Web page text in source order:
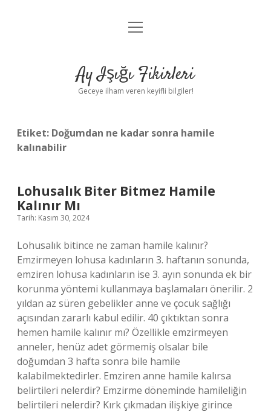
Anasayfa
Yasal Uyarı
menüyü
Ay Işığı Fikirleri
Geceye ilham veren keyifli bilgiler!
Etiket: Doğumdan ne kadar sonra hamile
kalınabilir
Lohusalık Biter Bitmez Hamile
Kalınır Mı
Tarih: Kasım 30, 2024
Lohusalık bitince ne zaman hamile kalınır?
Emzirmeyen lohusa kadınların 3. haftanın sonunda,
emziren lohusa kadınların ise 3. ayın sonunda ek bir
korunma yöntemi kullanmaya başlamaları önerilir. 2
yıldan az süren gebelikler anne ve çocuk sağlığı
açısından zararlı kabul edilir. 40 çıktıktan sonra
hemen hamile kalınır mı? Özellikle emzirmeyen
anneler, henüz adet görmemiş olsalar bile
doğumdan 3 hafta sonra bile hamile
kalabilmektedirler. Emziren anne hamile kalırsa
belirtileri nelerdir? Emzirme döneminde hamileliğin
belirtileri nelerdir? Kırk çıkmadan ilişkiye girince